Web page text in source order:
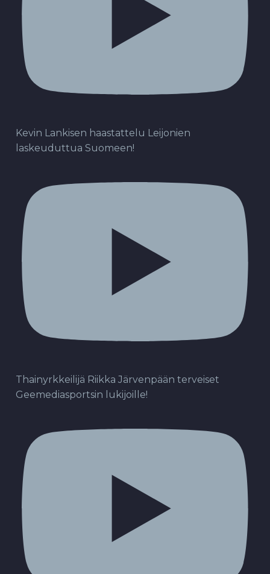
Kevin Lankisen haastattelu Leijonien
laskeuduttua Suomeen!
Thainyrkkeilijä Riikka Järvenpään terveiset
Geemediasportsin lukijoille!